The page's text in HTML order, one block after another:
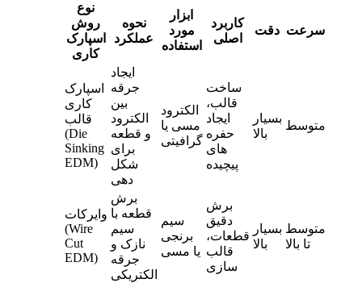
نوع
روش
اسپارک
کاری
نحوه
عملکرد
ابزار
مورد
استفاده
کاربرد
اصلی
دقت سرعت
اسپارک
کاری
قالب
(Die
Sinking
EDM)
ایجاد
جرقه
بین
الکترود
و قطعه
برای
شکل
دهی
الکترود
مسی یا
گرافیتی
ساخت
قالب،
ایجاد
حفره
های
پیچیده
بسیار
بالا
متوسط
وایرکات
(Wire
Cut
EDM)
برش
قطعه با
سیم
نازک و
جرقه
الکتریکی
سیم
برنجی
یا مسی
برش
دقیق
قطعات،
قالب
سازی
بسیار
بالا
متوسط
تا بالا